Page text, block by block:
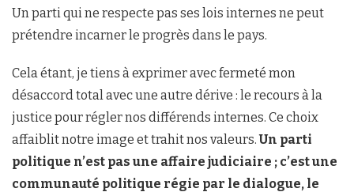
Un parti qui ne respecte pas ses lois internes ne peut
prétendre incarner le progrès dans le pays.
Cela étant, je tiens à exprimer avec fermeté mon
désaccord total avec une autre dérive : le recours à la
justice pour régler nos différends internes. Ce choix
affaiblit notre image et trahit nos valeurs.Un parti
politique n’est pas une affaire judiciaire ; c’est une
communauté politique régie par le dialogue, le